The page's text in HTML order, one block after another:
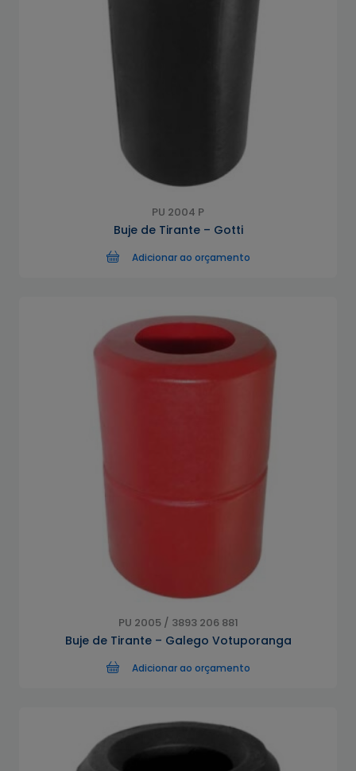
PU 2004 P
Buje de Tirante – Gotti
Adicionar ao orçamento
PU 2005 / 3893 206 881
Buje de Tirante – Galego Votuporanga
Adicionar ao orçamento